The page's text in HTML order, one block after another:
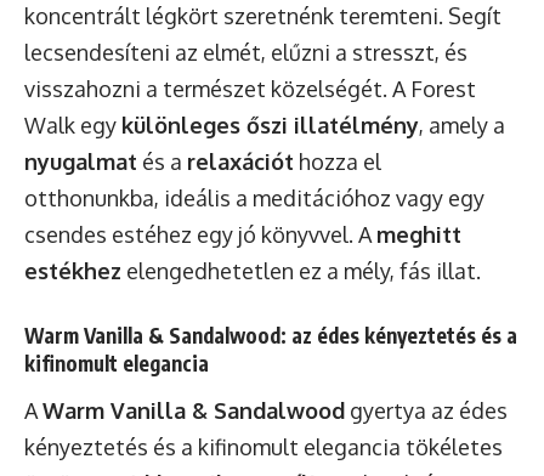
koncentrált légkört szeretnénk teremteni. Segít
lecsendesíteni az elmét, elűzni a stresszt, és
visszahozni a természet közelségét. A Forest
Walk egy különleges őszi illatélmény, amely a
nyugalmat és a relaxációt hozza el
otthonunkba, ideális a meditációhoz vagy egy
csendes estéhez egy jó könyvvel. A meghitt
estékhez elengedhetetlen ez a mély, fás illat.
Warm Vanilla & Sandalwood: az édes kényeztetés és a
kifinomult elegancia
AWarm Vanilla & Sandalwood gyertya az édes
kényeztetés és a kifinomult elegancia tökéletes